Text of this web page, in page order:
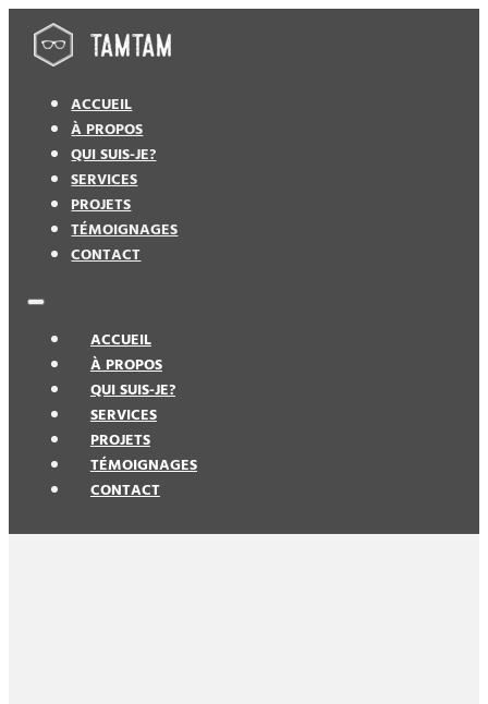
ACCUEIL
À PROPOS
QUI SUIS-JE?
SERVICES
PROJETS
TÉMOIGNAGES
CONTACT
ACCUEIL
À PROPOS
QUI SUIS-JE?
SERVICES
PROJETS
TÉMOIGNAGES
CONTACT